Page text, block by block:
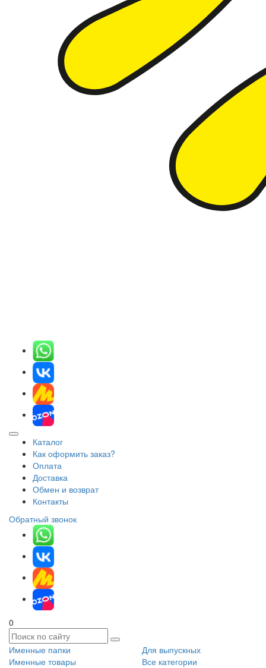
Каталог
Как оформить заказ?
Оплата
Доставка
Обмен и возврат
Контакты
Обратный звонок
0
Именные папки
Для выпускных
Именные товары
Все категории